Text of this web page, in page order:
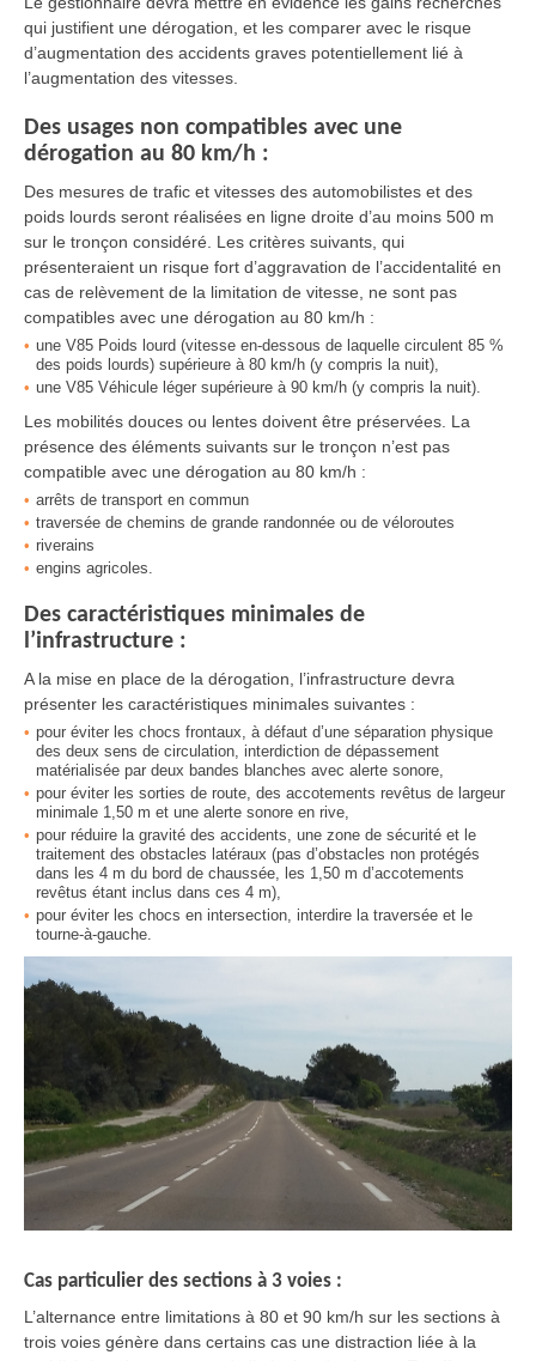
qui justifient une dérogation, et les comparer avec le risque
d’augmentation des accidents graves potentiellement lié à
l’augmentation des vitesses.
Des usages non compatibles avec une
dérogation au 80 km/h :
Des mesures de trafic et vitesses des automobilistes et des
poids lourds seront réalisées en ligne droite d’au moins 500 m
sur le tronçon considéré. Les critères suivants, qui
présenteraient un risque fort d’aggravation de l’accidentalité en
cas de relèvement de la limitation de vitesse, ne sont pas
compatibles avec une dérogation au 80 km/h :
une V85 Poids lourd (vitesse en-dessous de laquelle circulent 85 %
des poids lourds) supérieure à 80 km/h (y compris la nuit),
une V85 Véhicule léger supérieure à 90 km/h (y compris la nuit).
Les mobilités douces ou lentes doivent être préservées. La
présence des éléments suivants sur le tronçon n’est pas
compatible avec une dérogation au 80 km/h :
arrêts de transport en commun
traversée de chemins de grande randonnée ou de véloroutes
riverains
engins agricoles.
Des caractéristiques minimales de
l’infrastructure :
A la mise en place de la dérogation, l’infrastructure devra
présenter les caractéristiques minimales suivantes :
pour éviter les chocs frontaux, à défaut d’une séparation physique
des deux sens de circulation, interdiction de dépassement
matérialisée par deux bandes blanches avec alerte sonore,
pour éviter les sorties de route, des accotements revêtus de largeur
minimale 1,50 m et une alerte sonore en rive,
pour réduire la gravité des accidents, une zone de sécurité et le
traitement des obstacles latéraux (pas d’obstacles non protégés
dans les 4 m du bord de chaussée, les 1,50 m d’accotements
revêtus étant inclus dans ces 4 m),
pour éviter les chocs en intersection, interdire la traversée et le
tourne-à-gauche.
Cas particulier des sections à 3 voies :
L’alternance entre limitations à 80 et 90 km/h sur les sections à
trois voies génère dans certains cas une distraction liée à la